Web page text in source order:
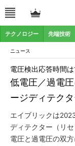
テクノロジー 先端技術
ニュース
低電圧／過電
ージディテク
電圧検出応答時間
エイブリックは
ディテクター（リ
電圧と過電圧の双